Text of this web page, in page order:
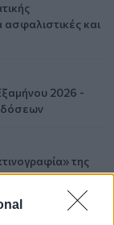
και
2026 -
της
της